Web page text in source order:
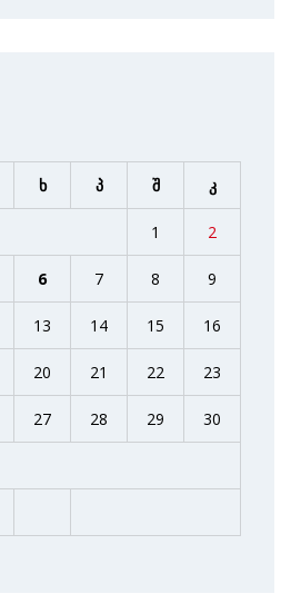
ხ პ შ კ
1 2
6 7 8 9
13 14 15 16
20 21 22 23
27 28 29 30